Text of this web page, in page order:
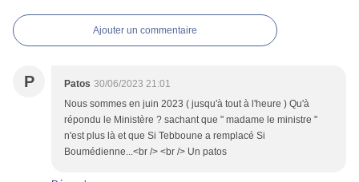
Ajouter un commentaire
P Patos 30/06/2023 21:01
Nous sommes en juin 2023 ( jusqu'à tout à l'heure ) Qu'à
répondu le Ministère ? sachant que " madame le ministre "
n'est plus là et que Si Tebboune a remplacé Si
Boumédienne...<br /> <br /> Un patos